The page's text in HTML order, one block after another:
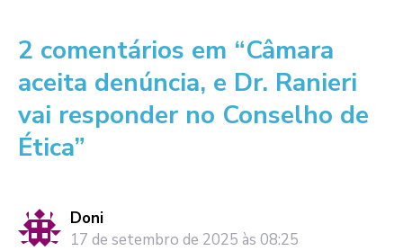
2 comentários em “Câmara
aceita denúncia, e Dr. Ranieri
vai responder no Conselho de
Ética”
Doni
17 de setembro de 2025 às 08:25